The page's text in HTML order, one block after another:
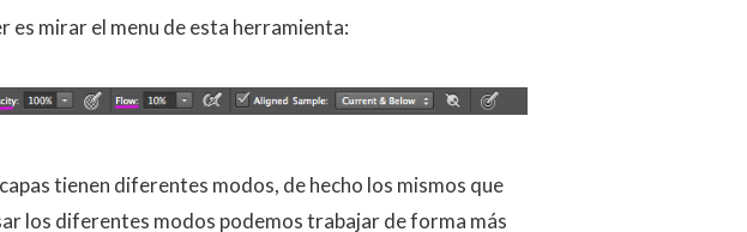
es mirar el menu de esta herramienta:
tienen diferentes modos, de hecho los mismos que
los diferentes modos podemos trabajar de forma más